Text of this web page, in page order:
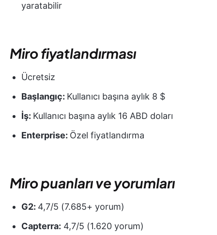
yaratabilir
Miro fiyatlandırması
Ücretsiz
Başlangıç: Kullanıcı başına aylık 8 $
İş: Kullanıcı başına aylık 16 ABD doları
Enterprise: Özel fiyatlandırma
Miro puanları ve yorumları
G2: 4,7/5 (7.685+ yorum)
Capterra: 4,7/5 (1.620 yorum)